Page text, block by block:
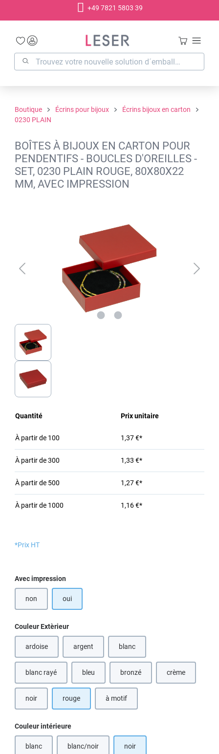
+49 7821 5803 39
Boutique Écrins pour bijoux
Écrins bijoux en carton
0230 PLAIN
BOÎTES À BIJOUX EN CARTON POUR
PENDENTIFS - BOUCLES D'OREILLES -
SET, 0230 PLAIN ROUGE, 80X80X22
MM, AVEC IMPRESSION
Quantité Prix unitaire
À partir de 100 1,37 €*
À partir de300 1,33 €*
À partir de 500 1,27 €*
À partir de 1000 1,16 €*
*Prix HT
Sélectionnez
Avec impression
non oui
Sélectionnez
Couleur Extèrieur
ardoise argent blanc
(Cette option n'est pas disponible
blanc rayé bleu(Cette option n'est pas disponible pour le
bronzé(Cette option n'est pas
crème(Cette option
noir rouge à motif
Sélectionnez
Couleur intérieure
blanc
(Cette option n'est pas disponible pour le moment.)
blanc/noir
(Cette option n'est pas disponible pour le moment.)
noir